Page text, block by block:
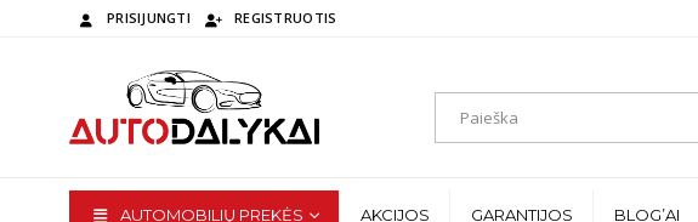
PRISIJUNGTI REGISTRUOTIS
AUTOMOBILIŲ PREKĖS AKCIJOS GARANTIJOS BLOG’AI